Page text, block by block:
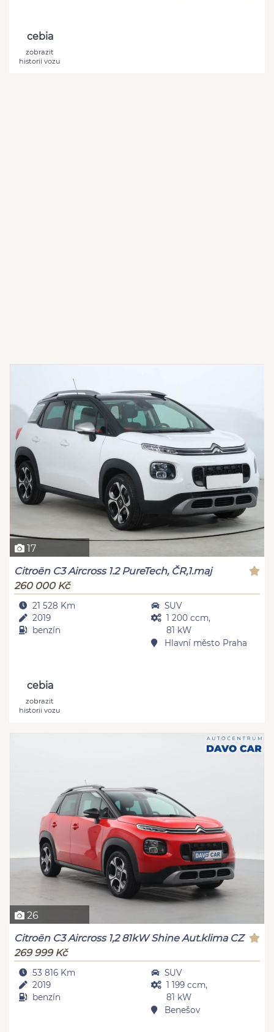
cebia
zobrazit
historii vozu
17
Citroën C3 Aircross 1.2 PureTech, ČR,1.maj
260 000 Kč
21 528 Km
2019
benzín
SUV
1 200 ccm,
81 kW
Hlavní město Praha
cebia
zobrazit
historii vozu
26
Citroën C3 Aircross 1,2 81kW Shine Aut.klima CZ
269 999 Kč
53 816 Km
2019
benzín
SUV
1 199 ccm,
81 kW
Benešov